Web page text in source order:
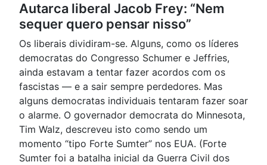
Autarca liberal Jacob Frey: “Nem
sequer quero pensar nisso”
Os liberais dividiram-se. Alguns, como os líderes
democratas do Congresso Schumer e Jeffries,
ainda estavam a tentar fazer acordos com os
fascistas — e a sair sempre perdedores. Mas
alguns democratas individuais tentaram fazer soar
o alarme. O governador democrata do Minnesota,
Tim Walz, descreveu isto como sendo um
momento “tipo Forte Sumter” nos EUA. (Forte
Sumter foi a batalha inicial da Guerra Civil dos